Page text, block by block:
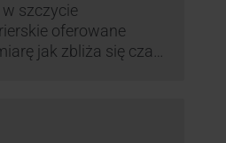
szczycie
oferowane
jak zbliża się czas
poziomu